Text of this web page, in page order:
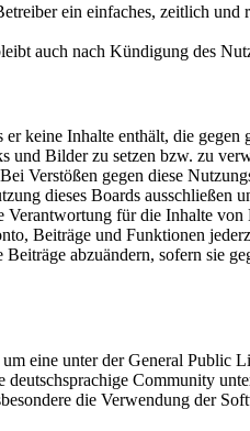
ein einfaches, zeitlich
auch nach Kündigung des
keine Inhalte enthält, die
und Bilder zu setzen bzw. zu
Verstößen gegen diese
dieses Boards ausschließen
für die Inhalte
Beiträge und Funktionen
abzuändern, sofern sie
eine unter der General
deutschsprachige Community
die Verwendung der